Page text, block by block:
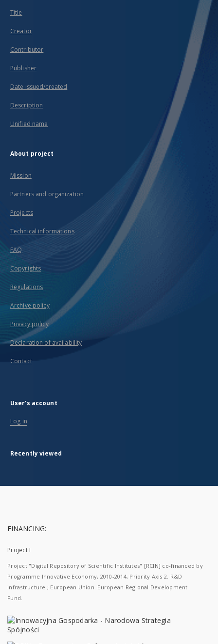
Title
Creator
Contributor
Publisher
Date issued/created
Description
Unified name
About project
Mission
Partners and organization
Projects
Technical informations
FAQ
Copyrights
Regulations
Archive policy
Privacy policy
Declaration of availability
Contact
User's account
Log in
Recently viewed
FINANCING:
Project I
Project "Digital Repository of Scientific Institutes" [RCIN] co-financed by
Programme Innovative Economy, 2010-2014, Priority Axis 2. R&D
infrastructure ; European Union. European Regional Development
Fund.